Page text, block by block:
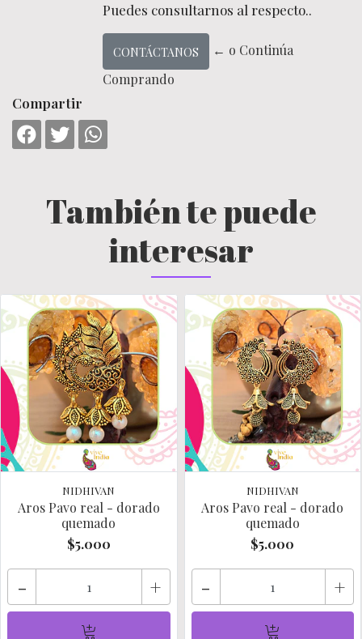
Puedes consultarnos al respecto..
CONTÁCTANOS
← o Continúa
Comprando
Compartir
También te puede
interesar
NIDHIVAN
Aros Pavo real - dorado
quemado
$5.000
- +
NIDHIVAN
Aros Pavo real - dorado
quemado
$5.000
- +